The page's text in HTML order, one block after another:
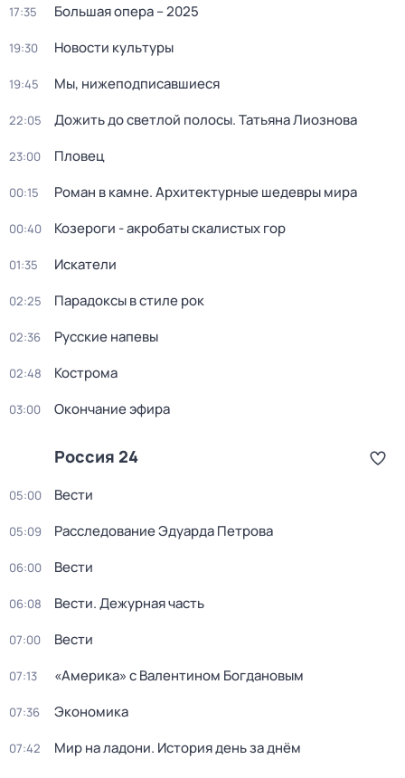
17:35 Большая опера – 2025
19:30 Новости культуры
19:45 Мы, нижеподписавшиеся
22:05 Дожить до светлой полосы. Татьяна Лиознова
23:00 Пловец
00:15 Роман в камне. Архитектурные шедевры мира
00:40 Козероги - акробаты скалистых гор
01:35 Искатели
02:25 Парадоксы в стиле рок
02:36 Русские напевы
02:48 Кострома
03:00 Окончание эфира
Россия 24
05:00 Вести
05:09 Расследование Эдуарда Петрова
06:00 Вести
06:08 Вести. Дежурная часть
07:00 Вести
07:13 «Америка» с Валентином Богдановым
07:36 Экономика
07:42 Мир на ладони. История день за днём